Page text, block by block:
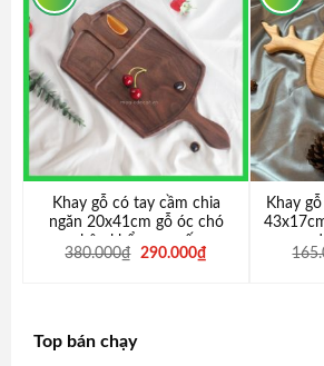
Khay gỗ có tay cầm chia
ngăn 20x41cm gỗ óc chó
380.000₫
Original
290.000₫Current
price
Khay
Top bán chạy